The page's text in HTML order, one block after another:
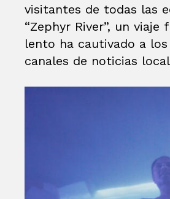
visitantes de todas las
“Zephyr River”, un
lento ha cautivado a
canales de noticias